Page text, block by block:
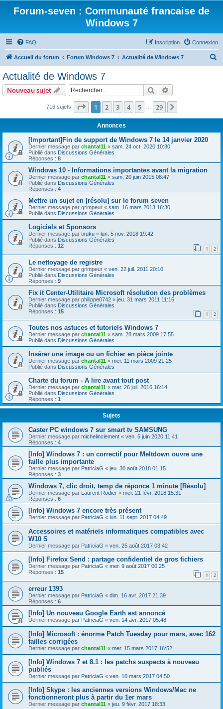
Forum-seven : Communauté francaise de
Windows 7
FAQ Connexion
Inscription
Accueil du forum Forum Windows 7 Actualité de Windows 7
r
Actualité de Windows 7
Nouveau sujet Rechercher
716 sujets Page 1sur29
1 2 3 4 5 29
Annonces
[Important]Fin de support de Windows 7 le 14 janvier 2020
Dernier message par chantal11 « sam. 24 oct. 2020 10:30
Publié dans Discussions Générales
Réponses : 8
Windows 10 - Informations importantes avant la migration
Dernier message par chantal11 « sam. 20 juin 2015 08:47
Publié dans Discussions Générales
Réponses : 4
Mettre un sujet en [résolu] sur le forum seven
Dernier message par grimpeur « sam. 16 mars 2013 16:30
Publié dans Discussions Générales
Logiciels et Sponsors
Dernier message par txuku « lun. 5 nov. 2018 19:42
Publié dans Discussions Générales
Réponses : 12 1 2
Le nettoyage de registre
Dernier message par grimpeur « ven. 22 juil. 2011 20:10
Publié dans Discussions Générales
Réponses : 9
Fix it Center-Utilitaire Microsoft résolution des problèmes
Dernier message par philippe0742 « jeu. 31 mars 2011 11:16
Publié dans Discussions Générales
Réponses : 15 1 2
Toutes nos astuces et tutoriels Windows 7
Dernier message par chantal11 « sam. 28 mars 2009 17:55
Publié dans Discussions Générales
Insérer une image ou un fichier en pièce jointe
Dernier message par chantal11 « mer. 11 mars 2009 21:25
Publié dans Discussions Générales
Charte du forum - A lire avant tout post
Dernier message par chantal11 « mar. 26 juil. 2016 16:14
Publié dans Discussions Générales
Réponses : 1
Sujets
Caster PC windows 7 sur smart tv SAMSUNG
Dernier message par michelinclement « ven. 5 juin 2020 11:41
Réponses : 4
[Info] Windows 7 : un correctif pour Meltdown ouvre une
faille plus importante
Dernier message par PatriciaG « jeu. 30 août 2018 01:15
Réponses : 3
Windows 7, clic droit, temp de réponce 1 minute [Résolu]
Dernier message par Laurent Rodier « mer. 21 févr. 2018 15:31
Réponses : 6
[Info] Windows 7 encore très présent
Dernier message par PatriciaG « lun. 11 sept. 2017 04:49
Accessoires et matériels informatiques compatibles avec
W10 S
Dernier message par PatriciaG « ven. 25 août 2017 03:42
[Info] Firefox Send : partage confidentiel de gros fichiers
Dernier message par PatriciaG « mer. 9 août 2017 00:25
Réponses : 15 1 2
erreur 1393
Dernier message par PatriciaG « dim. 16 avr. 2017 21:39
Réponses : 6
[Info] Un nouveau Google Earth est annoncé
Dernier message par PatriciaG « ven. 14 avr. 2017 05:48
[Info] Microsoft : énorme Patch Tuesday pour mars, avec 162
failles corrigées
Dernier message par chantal11 « mer. 15 mars 2017 16:52
[Info] Windows 7 et 8.1 : les patchs suspects à nouveau
publiés
Dernier message par PatriciaG « ven. 10 mars 2017 04:50
[Info] Skype : les anciennes versions Windows/Mac ne
fonctionneront plus à partir du 1er mars
Dernier message par chantal11 « jeu. 9 févr. 2017 18:33